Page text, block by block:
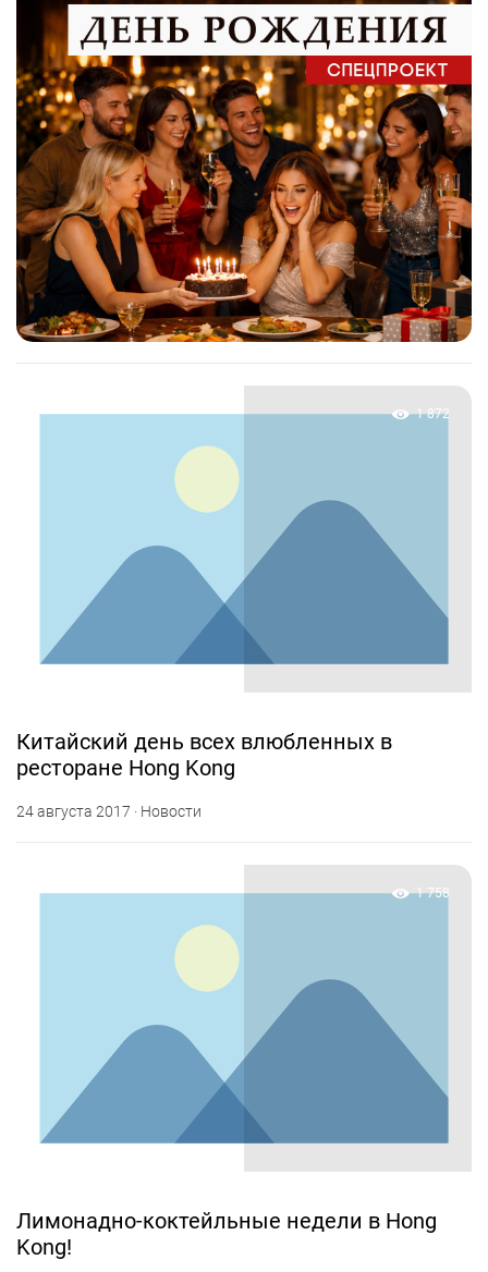
1 872
Китайский день всех влюбленных в
ресторане Hong Kong
24 августа 2017 · Новости
1 758
Лимонадно-коктейльные недели в Hong
Kong!